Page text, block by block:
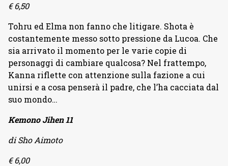
€ 6,50
Tohru ed Elma non fanno che litigare. Shota è
costantemente messo sotto pressione da Lucoa. Che
sia arrivato il momento per le varie copie di
personaggi di cambiare qualcosa? Nel frattempo,
Kanna riflette con attenzione sulla fazione a cui
unirsi e a cosa penserà il padre, che l’ha cacciata dal
suo mondo…
Kemono Jihen 11
di Sho Aimoto
€ 6,00